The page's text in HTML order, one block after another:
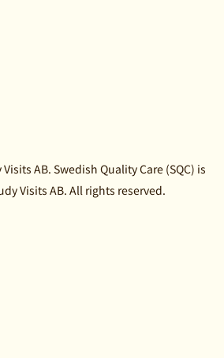
AB. Swedish Quality Care (SQC) is
Visits AB. All rights reserved.